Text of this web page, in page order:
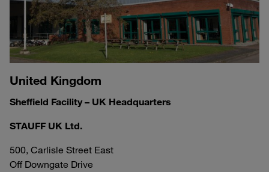
United Kingdom
Sheffield Facility – UK Headquarters
STAUFF UK Ltd.
500, Carlisle Street East
Off Downgate Drive